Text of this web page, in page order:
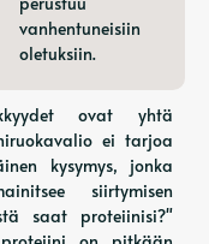
vanhentuneisiin
oletuksiin.
ovat yhtä
ei tarjoa
kysymys, jonka
siirtymisen
saat proteiinisi?"